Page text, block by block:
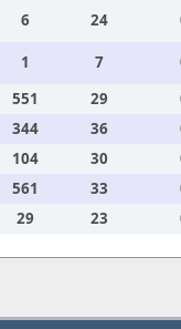
6 24
1 7
551 29
344 36
104 30
561 33
29 23